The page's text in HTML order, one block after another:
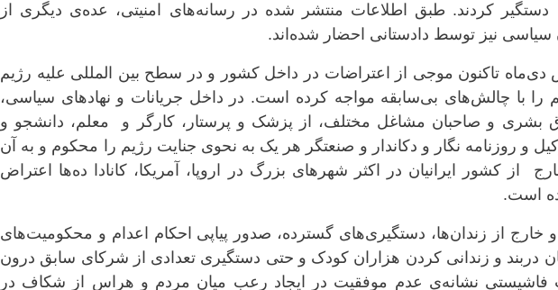
دستگیر کردند. طبق اطلاعات منتشر شدە در رسانەهای امنیتی، عدە‌ی دیگری از
سیاسی نیز توسط دادستانی احضار شدەاند.
تاکنون موجی از اعتراضات در داخل کشور و در سطح بین المللی علیە رژیم
را با چالش‌های بی‌سابقە مواجە کرده است. در داخل جریانات و نهادهای سیاسی،
بشری و صاحبان مشاغل مختلف، از پزشک و پرستار، کارگر و معلم، دانشجو و
و روزنامە نگار و دکاندار و صنعتگر هر یک بە نحوی جنایت رژیم را محکوم و بە آن
از کشور ایرانیان در اکثر شهرهای بزرگ در اروپا، آمریکا، کانادا دەها اعتراض
‌است.
و خارج از زندان‌ها، دستگیری‌های گستردە، صدور پیاپی احکام اعدام و محکومیت‌های
دربند و زندانی کردن هزاران کودک و حتی دستگیری تعدادی از شرکای سابق درون
فاشیستی نشانە‌ی عدم موفقیت در ایجاد رعب میان مردم و هراس از شکاف در